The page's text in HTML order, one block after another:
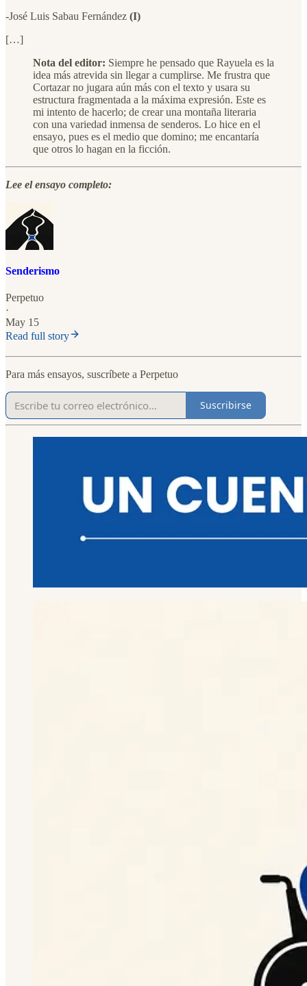
-José Luis Sabau Fernández (I)
[…]
Nota del editor: Siempre he pensado que Rayuela es la
idea más atrevida sin llegar a cumplirse. Me frustra que
Cortazar no jugara aún más con el texto y usara su
estructura fragmentada a la máxima expresión. Este es
mi intento de hacerlo; de crear una montaña literaria
con una variedad inmensa de senderos. Lo hice en el
ensayo, pues es el medio que domino; me encantaría
que otros lo hagan en la ficción.
Lee el ensayo completo:
Senderismo
Perpetuo
·
May 15
Read full story
Para más ensayos, suscríbete a Perpetuo
Suscribirse